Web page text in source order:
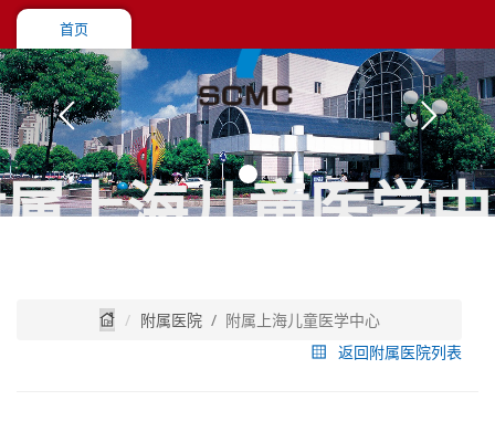
首页
上海儿童医学
附属医院 / 附属上海儿童医学中心
返回附属医院列表